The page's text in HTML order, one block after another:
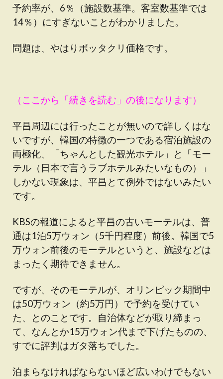
予約率が、6％（施設数基準。客室数基準では
14％）にすぎないことがわかりました。
問題は、やはりボッタクリ価格です。
（ここから「続きを読む」の後になります）
平昌周辺には行ったことが無いので詳しくはな
いですが、韓国の特徴の一つである宿泊施設の
両極化、「ちゃんとした観光ホテル」と「モー
テル（日本で言うラブホテルみたいなもの）」
しかない現象は、平昌とて例外ではないみたい
です。
KBSの報道によると平昌の古いモーテルは、普
通は1泊5万ウォン（5千円程度）前後。韓国で5
万ウォン前後のモーテルというと、施設などは
まったく期待できません。
ですが、そのモーテルが、オリンピック期間中
は50万ウォン（約5万円）で予約を受けてい
た、とのことです。自治体などが取り締まっ
て、なんとか15万ウォン代まで下げたものの、
すでに評判はガタ落ちでした。
泊まらなければならないほど広いわけでもない